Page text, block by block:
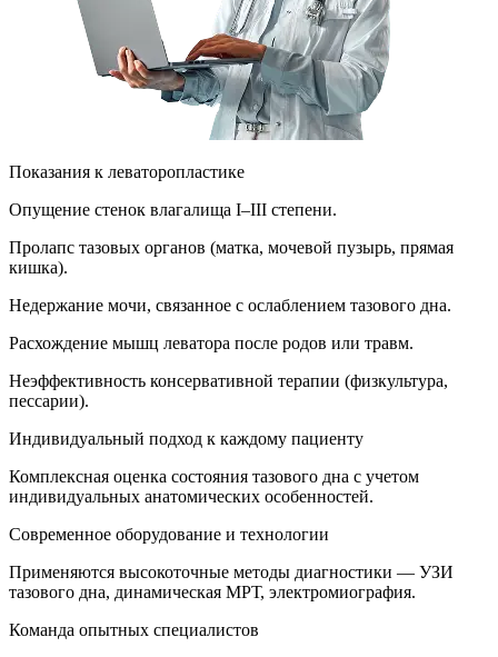
Показания к леваторопластике
Опущение стенок влагалища I–III степени.
Пролапс тазовых органов (матка, мочевой пузырь, прямая
кишка).
Недержание мочи, связанное с ослаблением тазового дна.
Расхождение мышц леватора после родов или травм.
Неэффективность консервативной терапии (физкультура,
пессарии).
Индивидуальный подход к каждому пациенту
Комплексная оценка состояния тазового дна с учетом
индивидуальных анатомических особенностей.
Современное оборудование и технологии
Применяются высокоточные методы диагностики — УЗИ
тазового дна, динамическая МРТ, электромиография.
Команда опытных специалистов